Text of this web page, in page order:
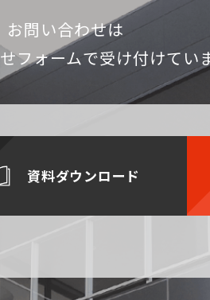
お問い合わせは
フォームで受け付けてい
資料ダウンロード